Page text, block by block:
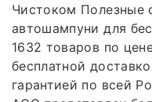
Чистоком Полезные
автошампуни для
1632 товаров по
бесплатной
гарантией по всей